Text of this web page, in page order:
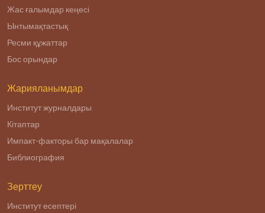
Жас ғалымдар кеңесі
Ынтымақтастық
Ресми құжаттар
Бос орындар
Жарияланымдар
Институт журналдары
Кітаптар
Импакт-факторы бар мақалалар
Библиография
Зерттеу
Институт есептері